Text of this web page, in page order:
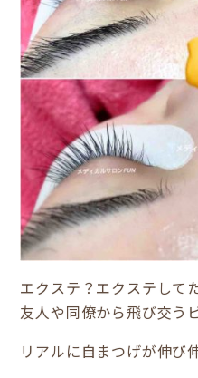
エクステ？エクステして
友人や同僚から飛び交
リアルに自まつげが伸び